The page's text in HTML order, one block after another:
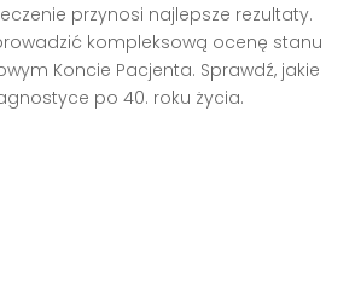
przynosi najlepsze rezultaty.
kompleksową ocenę stanu
Koncie Pacjenta. Sprawdź, jakie
po 40. roku życia.